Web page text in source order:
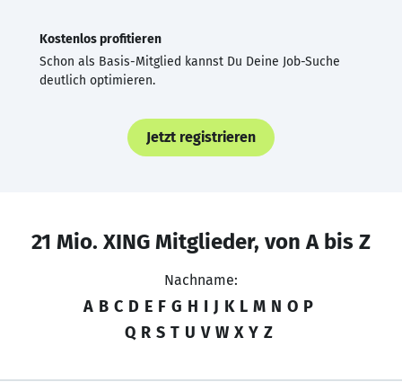
Kostenlos profitieren
Schon als Basis-Mitglied kannst Du Deine Job-Suche
deutlich optimieren.
Jetzt registrieren
21 Mio. XING Mitglieder, von A bis Z
Nachname:
A B C D E F G H I J K L M N O P
Q R S T U V W X Y Z